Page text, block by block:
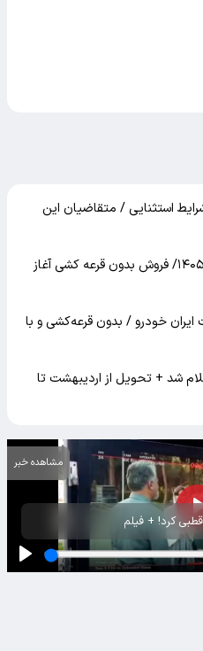
استثنایی / متقاضیان این
ثبت نام ایران خودرو اردیبهشت ۱۴۰۵/ فروش بدون قرعه کشی آغاز
خودرو / بدون قرعه‌کشی و با
اعلام شد + تحویل از اردیبهشت تا
کرد! + فیلم
مشاهده خبر